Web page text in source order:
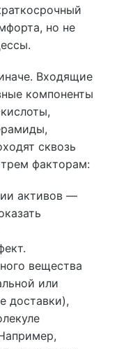
но не
Входящие
компоненты
сквозь
факторам:
активов —
вещества
или
доставки),